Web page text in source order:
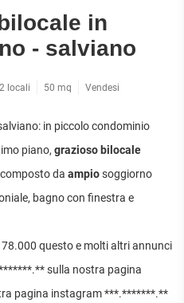
FREQUENTI
APPARTAMENTI
APPARTAMENTI
PIANO
TERRA
ALTO
APPARTAMENTI
GIARDINO
in
- salviano
2 locali 50 mq Vendesi
in piccolo condominio
piano, grazioso bilocale
da ampiosoggiorno
bagno con finestra e
questo e molti altri annunci
sulla nostra pagina
pagina instagram ***.*******.**